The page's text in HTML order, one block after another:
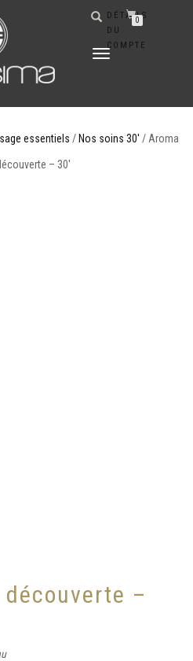
DÉPLIER
DÉTAILS
DU
COMPTE
0
essentiels / Nos soins 30' / Aroma
– 30′
–